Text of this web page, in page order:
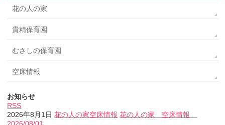
花の人の家
貴精保育園
むさしの保育園
空床情報
お知らせ
RSS
2026年8月1日 花の人の家空床情報 花の人の家 空床情報